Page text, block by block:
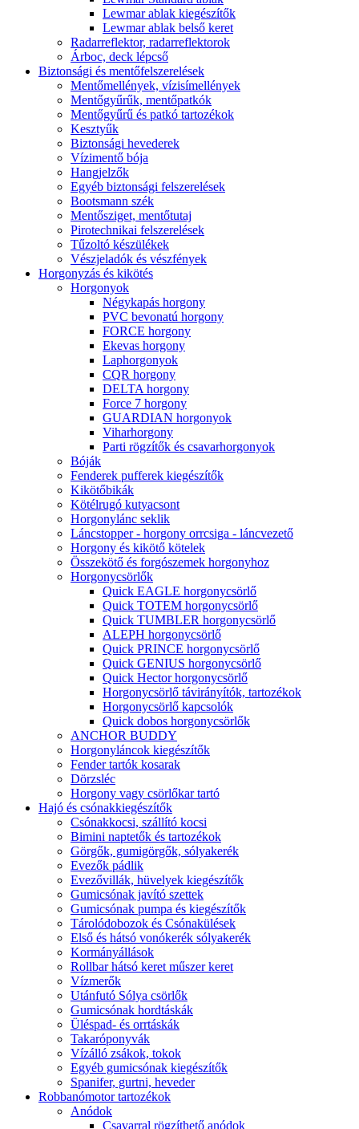
Lewmar ablak kiegészítők
Lewmar ablak belső keret
Radarreflektor, radarreflektorok
Árboc, deck lépcső
Biztonsági és mentőfelszerelések
Mentőmellények, vízisímellények
Mentőgyűrűk, mentőpatkók
Mentőgyűrű és patkó tartozékok
Kesztyűk
Biztonsági hevederek
Vízimentő bója
Hangjelzők
Egyéb biztonsági felszerelések
Bootsmann szék
Mentősziget, mentőtutaj
Pirotechnikai felszerelések
Tűzoltó készülékek
Vészjeladók és vészfények
Horgonyzás és kikötés
Horgonyok
Négykapás horgony
PVC bevonatú horgony
FORCE horgony
Ekevas horgony
Laphorgonyok
CQR horgony
DELTA horgony
Force 7 horgony
GUARDIAN horgonyok
Viharhorgony
Parti rögzítők és csavarhorgonyok
Bóják
Fenderek pufferek kiegészítők
Kikötőbikák
Kötélrugó kutyacsont
Horgonylánc seklik
Láncstopper - horgony orrcsiga - láncvezető
Horgony és kikötő kötelek
Összekötő és forgószemek horgonyhoz
Horgonycsörlők
Quick EAGLE horgonycsörlő
Quick TOTEM horgonycsörlő
Quick TUMBLER horgonycsörlő
ALEPH horgonycsörlő
Quick PRINCE horgonycsörlő
Quick GENIUS horgonycsörlő
Quick Hector horgonycsörlő
Horgonycsörlő távirányítók, tartozékok
Horgonycsörlő kapcsolók
Quick dobos horgonycsörlők
ANCHOR BUDDY
Horgonyláncok kiegészítők
Fender tartók kosarak
Dörzsléc
Horgony vagy csörlőkar tartó
Hajó és csónakkiegészítők
Csónakkocsi, szállító kocsi
Bimini naptetők és tartozékok
Görgők, gumigörgők, sólyakerék
Evezők pádlik
Evezővillák, hüvelyek kiegészítők
Gumicsónak javító szettek
Gumicsónak pumpa és kiegészítők
Tárolódobozok és Csónakülések
Első és hátsó vonókerék sólyakerék
Kormányállások
Rollbar hátsó keret műszer keret
Vízmerők
Utánfutó Sólya csörlők
Gumicsónak hordtáskák
Üléspad- és orrtáskák
Takaróponyvák
Vízálló zsákok, tokok
Egyéb gumicsónak kiegészítők
Spanifer, gurtni, heveder
Robbanómotor tartozékok
Anódok
Csavarral rögzíthető anódok